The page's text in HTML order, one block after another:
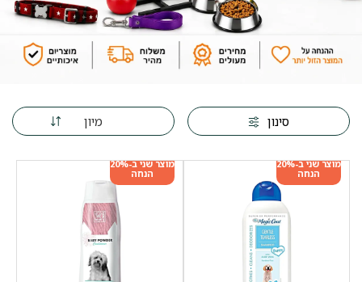
סינון מיון
מוצר שני ב-20%
הנחה
מוצר שני ב-20%
הנחה